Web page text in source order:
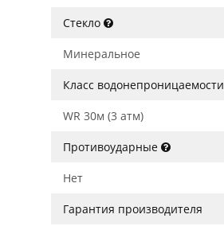
Стекло
Минеральное
Класс водонепроницаемости
WR 30м (3 атм)
Противоударные
Нет
Гарантия производителя